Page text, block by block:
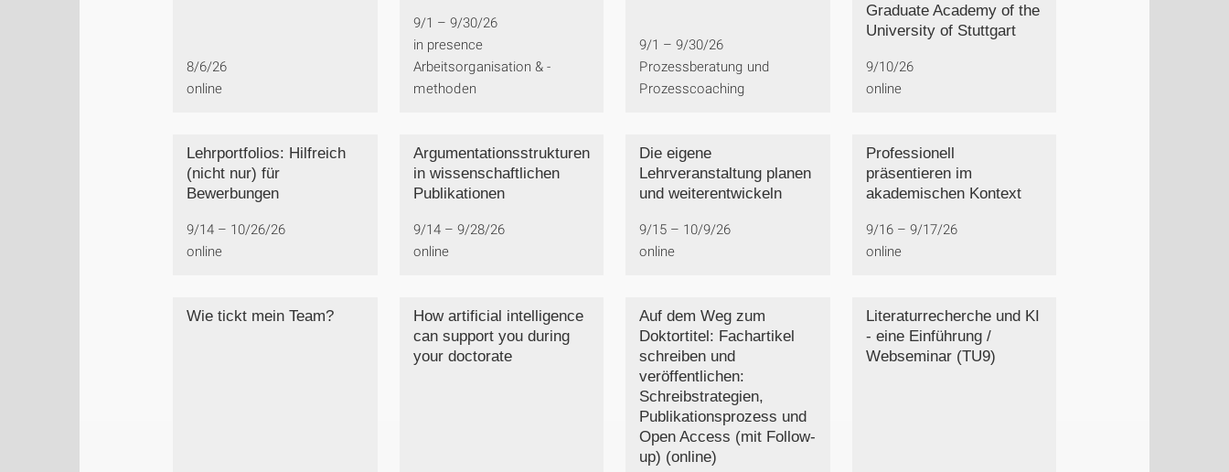
8/6/26
online
9/1 – 9/30/26
in presence
Arbeitsorganisation & -
methoden
9/1 – 9/30/26
Prozessberatung und
Prozesscoaching
Graduate Academy of the
University of Stuttgart
9/10/26
online
Lehrportfolios: Hilfreich
(nicht nur) für
Bewerbungen
9/14 – 10/26/26
online
Argumentationsstrukturen
in wissenschaftlichen
Publikationen
9/14 – 9/28/26
online
Die eigene
Lehrveranstaltung planen
und weiterentwickeln
9/15 – 10/9/26
online
Professionell
präsentieren im
akademischen Kontext
9/16 – 9/17/26
online
Wie tickt mein Team?
How artificial intelligence
can support you during
your doctorate
Auf dem Weg zum
Doktortitel: Fachartikel
schreiben und
veröffentlichen:
Schreibstrategien,
Publikationsprozess und
Open Access (mit Follow-
up) (online)
Literaturrecherche und KI
- eine Einführung /
Webseminar (TU9)